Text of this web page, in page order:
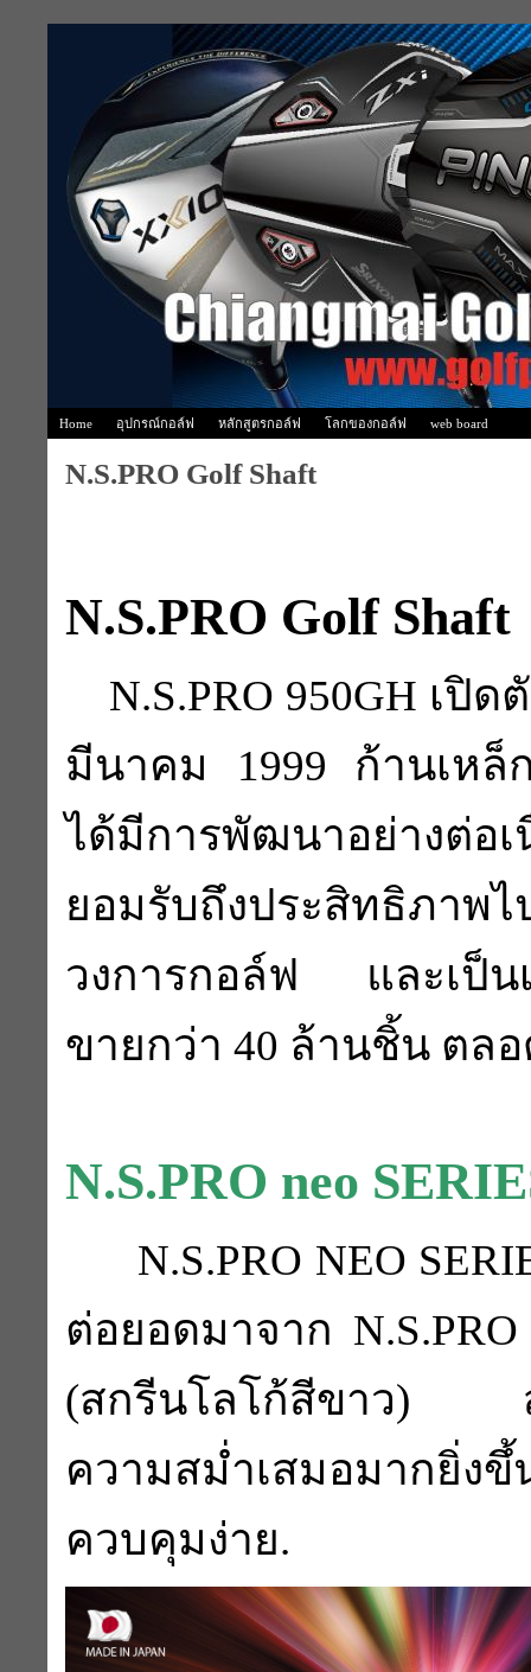
Home อุปกรณ์กอล์ฟ หลักสูตรกอล์ฟ โลกของกอล์ฟ web board
N.S.PRO Golf Shaft
N.S.PRO Golf Shaft
N.S.PRO 950GH เปิ
มีนาคม 1999 ก้านเหล็
ได้มีการพัฒนาอย่างต่อเ
ยอมรับถึงประสิทธิภาพไ
วงการกอล์ฟ และเป็น
ขายกว่า 40 ล้านชิ้น ตล
N.S.PRO neo
N.S.PRO NEO
ต่อยอดมาจาก
(สกรีนโลโก้สีขาว) ส
ความสม่ำเสมอมาก
ควบคุมง่าย.